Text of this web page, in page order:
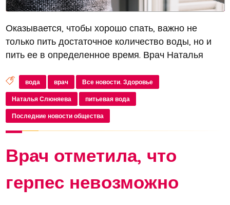
Оказывается, чтобы хорошо спать, важно не
только пить достаточное количество воды, но и
пить ее в определенное время. Врач Наталья
питью воды перед сном
вода врач Все новости. Здоровье
Наталья Слюняева питьевая вода
Последние новости общества
Врач отметила, что
герпес невозможно